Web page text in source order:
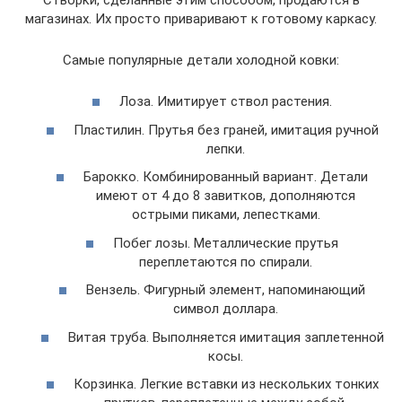
магазинах. Их просто приваривают к готовому каркасу.
Самые популярные детали холодной ковки:
Лоза. Имитирует ствол растения.
Пластилин. Прутья без граней, имитация ручной
лепки.
Барокко. Комбинированный вариант. Детали
имеют от 4 до 8 завитков, дополняются
острыми пиками, лепестками.
Побег лозы. Металлические прутья
переплетаются по спирали.
Вензель. Фигурный элемент, напоминающий
символ доллара.
Витая труба. Выполняется имитация заплетенной
косы.
Корзинка. Легкие вставки из нескольких тонких